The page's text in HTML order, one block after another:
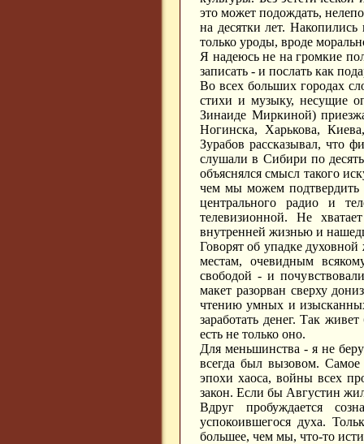
это может подождать,
на десятки лет.
только уроды, вроде
Я надеюсь не на громкие
записать - и послать как
Во всех больших городах
стихи и музыку, несущие
Зинаиде Миркиной)
Ногинска, Харькова,
Зурабов рассказывал, что
слушали в Сибири по
объяснялся смысл такого
чем мы можем подтвердить
центрального радио и
телевизионной. Не
внутренней жизнью и
Говорят об упадке
местам, очевидным
свободой - и
макет разорван сверху
чтению умных и изысканных
заработать денег. Так
есть не только оно.
Для меньшинства - я не
всегда был вызовом. Самое
эпохи хаоса, войны всех
закон. Если бы Августин
Вдруг пробуждается
успокоившегося духа.
большее, чем мы, что-то